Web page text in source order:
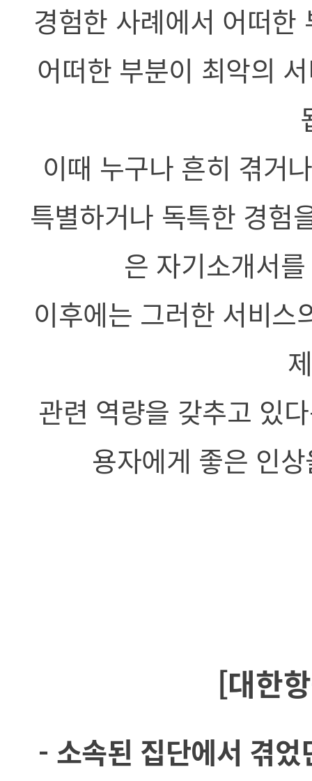
경험한 사례에서 어떠한
어떠한 부분이 최악의
이때 누구나 흔히 겪거
특별하거나 독특한 경험
은 자기소개서
이후에는 그러한 서비스
관련 역량을 갖추고 있
용자에게 좋은 인
[대한
- 소속된 집단에서 겪